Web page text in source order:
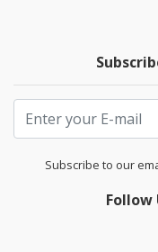
Subscribe to our
Follow